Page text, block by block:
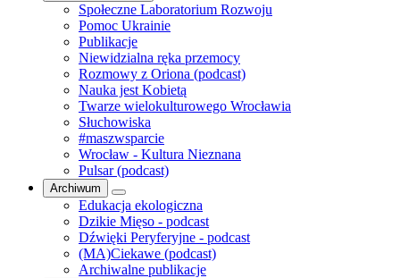
Społeczne Laboratorium Rozwoju
Pomoc Ukrainie
Publikacje
Niewidzialna ręka przemocy
Rozmowy z Oriona (podcast)
Nauka jest Kobietą
Twarze wielokulturowego Wrocławia
Słuchowiska
#maszwsparcie
Wrocław - Kultura Nieznana
Pulsar (podcast)
Archiwum
Edukacja ekologiczna
Dzikie Mięso - podcast
Dźwięki Peryferyjne - podcast
(MA)Ciekawe (podcast)
Archiwalne publikacje